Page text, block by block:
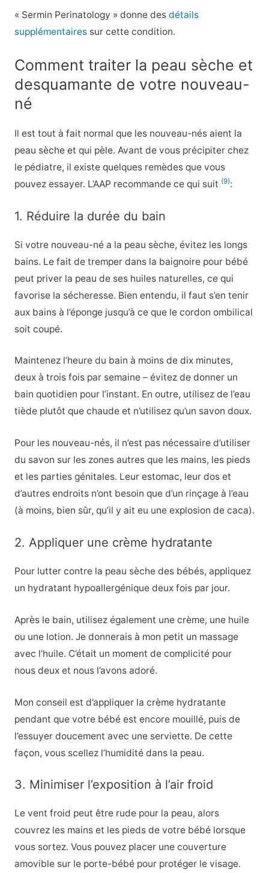
« Sermin Perinatology » donne des détails
supplémentairessur cette condition.
Comment traiter la peau sèche et
desquamante de votre nouveau-
né
Il est tout à fait normal que les nouveau-nés aient la
peau sèche et qui pèle. Avant de vous précipiter chez
le pédiatre, il existe quelques remèdes que vous
pouvez essayer. L’AAP recommande ce qui suit (9):
1. Réduire la durée du bain
Si votre nouveau-né a la peau sèche, évitez les longs
bains. Le fait de tremper dans la baignoire pour bébé
peut priver la peau de ses huiles naturelles, ce qui
favorise la sécheresse. Bien entendu, il faut s’en tenir
aux bains à l’éponge jusqu’à ce que le cordon ombilical
soit coupé.
Maintenez l’heure du bain à moins de dix minutes,
deux à trois fois par semaine – évitez de donner un
bain quotidien pour l’instant. En outre, utilisez de l’eau
tiède plutôt que chaude et n’utilisez qu’un savon doux.
Pour les nouveau-nés, il n’est pas nécessaire d’utiliser
du savon sur les zones autres que les mains, les pieds
et les parties génitales. Leur estomac, leur dos et
d’autres endroits n’ont besoin que d’un rinçage à l’eau
(à moins, bien sûr, qu’il y ait eu une explosion de caca).
2. Appliquer une crème hydratante
Pour lutter contre la peau sèche des bébés, appliquez
un hydratant hypoallergénique deux fois par jour.
Après le bain, utilisez également une crème, une huile
ou une lotion. Je donnerais à mon petit un massage
avec l’huile. C’était un moment de complicité pour
nous deux et nous l’avons adoré.
Mon conseil est d’appliquer la crème hydratante
pendant que votre bébé est encore mouillé, puis de
l’essuyer doucement avec une serviette. De cette
façon, vous scellez l’humidité dans la peau.
3. Minimiser l’exposition à l’air froid
Le vent froid peut être rude pour la peau, alors
couvrez les mains et les pieds de votre bébé lorsque
vous sortez. Vous pouvez placer une couverture
amovible sur le porte-bébé pour protéger le visage.